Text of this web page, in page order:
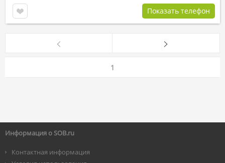
Показать телефон
1
Информация о SOB.ru
Контактная информация